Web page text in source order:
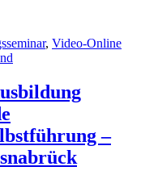
, Video-Online
–